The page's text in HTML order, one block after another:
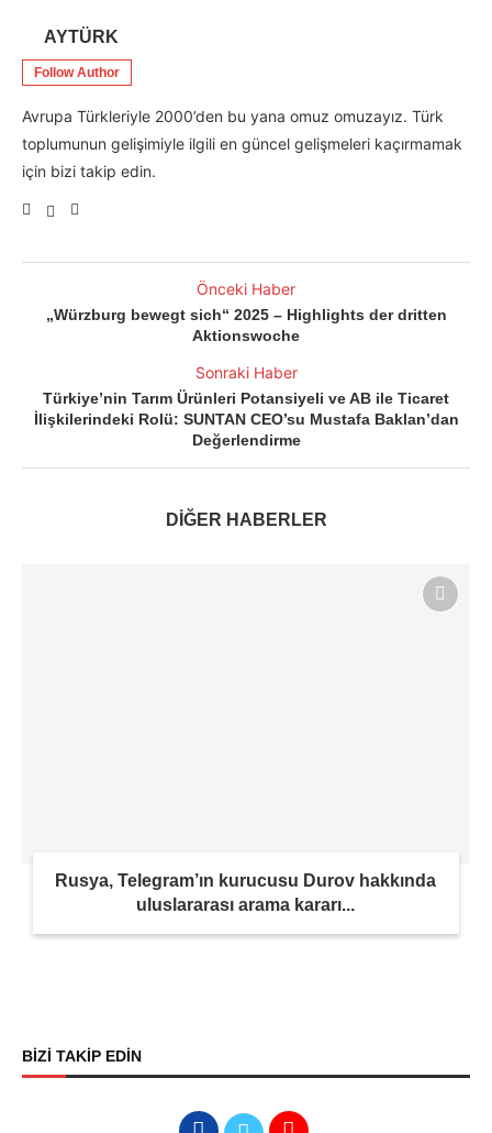
AYTÜRK
Follow Author
Avrupa Türkleriyle 2000’den bu yana omuz omuzayız. Türk
toplumunun gelişimiyle ilgili en güncel gelişmeleri kaçırmamak
için bizi takip edin.
Önceki Haber
„Würzburg bewegt sich“ 2025 – Highlights der dritten
Aktionswoche
Sonraki Haber
Türkiye’nin Tarım Ürünleri Potansiyeli ve AB ile Ticaret
İlişkilerindeki Rolü: SUNTAN CEO’su Mustafa Baklan’dan
Değerlendirme
DİĞER HABERLER
Rusya, Telegram’ın kurucusu Durov hakkında
uluslararası arama kararı...
BİZİ TAKİP EDİN